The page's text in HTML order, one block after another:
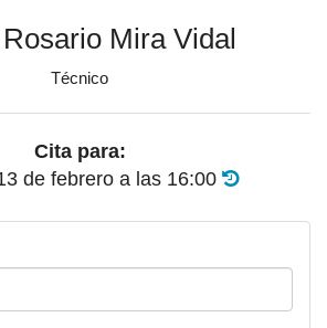
Mira Vidal
Técnico
Cita para:
de febrero a las 16:00